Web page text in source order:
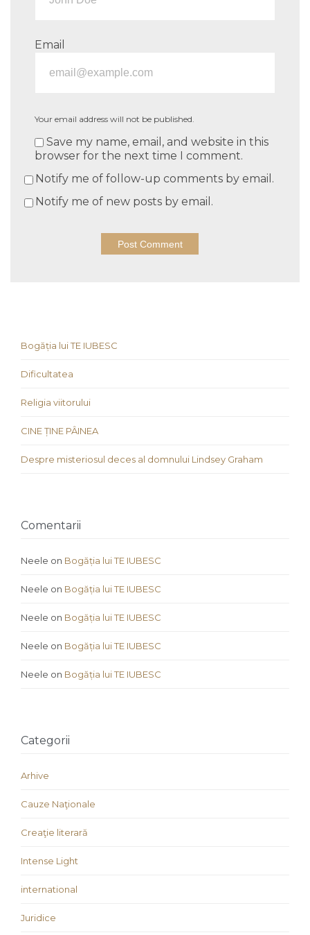
Email
Your email address will not be published.
Save my name, email, and website in this
browser for the next time I comment.
Notify me of follow-up comments by email.
Notify me of new posts by email.
Bogăția lui TE IUBESC
Dificultatea
Religia viitorului
CINE ȚINE PÂINEA
Despre misteriosul deces al domnului Lindsey Graham
Comentarii
Neele on Bogăția lui TE IUBESC
Neele on Bogăția lui TE IUBESC
Neele on Bogăția lui TE IUBESC
Neele on Bogăția lui TE IUBESC
Neele on Bogăția lui TE IUBESC
Categorii
Arhive
Cauze Naţionale
Creaţie literară
Intense Light
international
Juridice